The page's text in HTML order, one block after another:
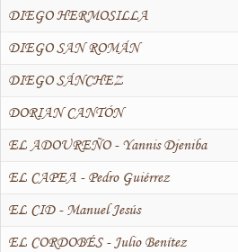
DIEGO HERMOSILLA
DIEGO SAN ROMÁN
DIEGO SÁNCHEZ
DORIAN CANTÓN
EL ADOUREÑO - Yannis Djeniba
EL CAPEA - Pedro Guiérrez
EL CID - Manuel Jesús
EL CORDOBÉS - Julio Benítez